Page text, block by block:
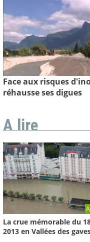
Face aux risques
réhausse ses digues
A lire
La crue mémorable du
2013 en Vallées des